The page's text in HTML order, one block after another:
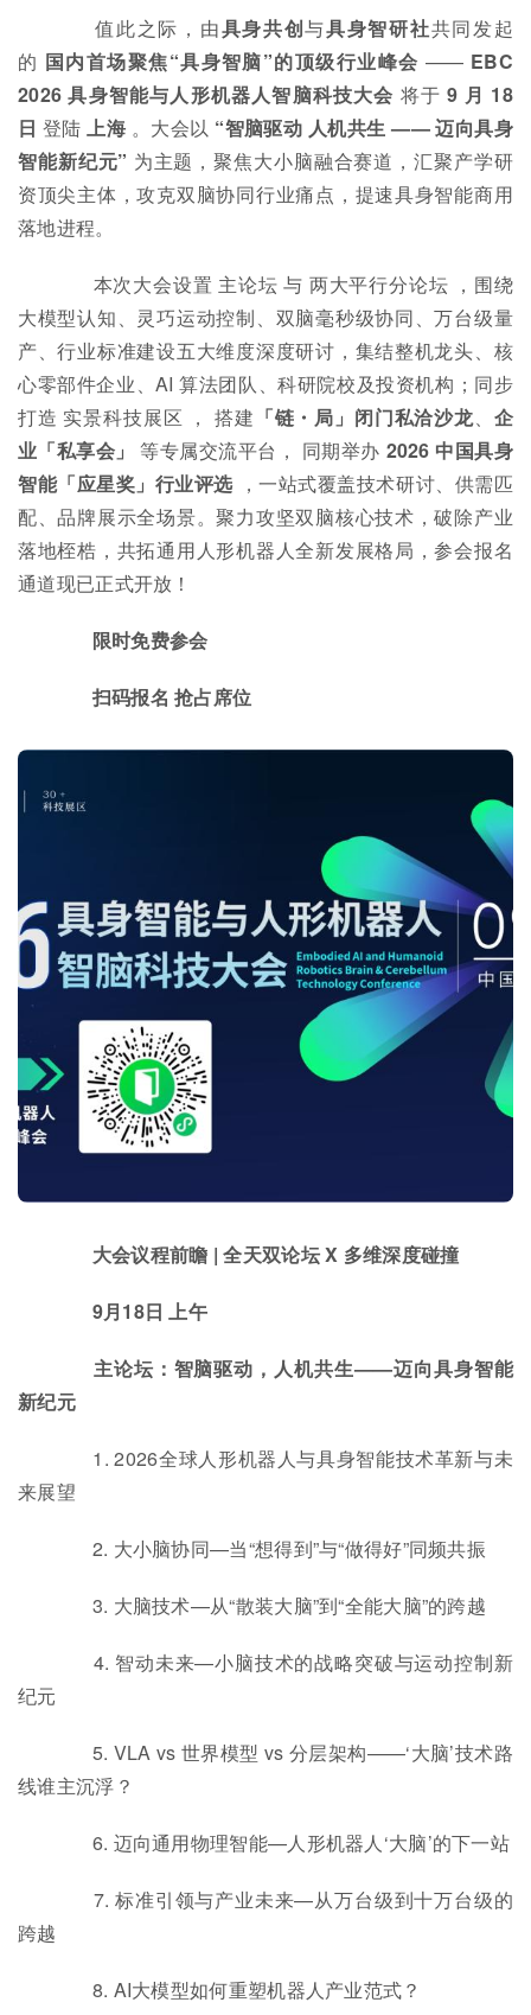
值此之际，由具身共创与具身智研社共同发起
的 国内首场聚焦“具身智脑”的顶级行业峰会—— EBC
2026 具身智能与人形机器人智脑科技大会 将于9 月 18
日 登陆上海 。大会以 “智脑驱动 人机共生 —— 迈向具身
智能新纪元” 为主题，聚焦大小脑融合赛道，汇聚产学研
资顶尖主体，攻克双脑协同行业痛点，提速具身智能商用
落地进程。
本次大会设置 主论坛 与 两大平行分论坛 ，围绕
大模型认知、灵巧运动控制、双脑毫秒级协同、万台级量
产、行业标准建设五大维度深度研讨，集结整机龙头、核
心零部件企业、AI 算法团队、科研院校及投资机构；同步
打造 实景科技展区 ， 搭建 「链・局」闭门私洽沙龙、 企
业「私享会」
等专属交流平台， 同期举办 2026 中国具身
智能「应星奖」行业评选 ，一站式覆盖技术研讨、供需匹
配、品牌展示全场景。聚力攻坚双脑核心技术，破除产业
落地桎梏，共拓通用人形机器人全新发展格局，参会报名
通道现已正式开放！
限时免费参会
扫码报名 抢占席位
大会议程前瞻 | 全天双论坛 X 多维深度碰撞
9月18日 上午
主论坛：智脑驱动，人机共生——迈向具身智能
新纪元
1. 2026全球人形机器人与具身智能技术革新与未
来展望
2. 大小脑协同—当“想得到”与“做得好”同频共振
3. 大脑技术—从“散装大脑”到“全能大脑”的跨越
4. 智动未来—小脑技术的战略突破与运动控制新
纪元
5. VLA vs 世界模型 vs 分层架构——‘大脑’技术路
线谁主沉浮？
6. 迈向通用物理智能—人形机器人‘大脑’的下一站
7. 标准引领与产业未来—从万台级到十万台级的
跨越
8. AI大模型如何重塑机器人产业范式？